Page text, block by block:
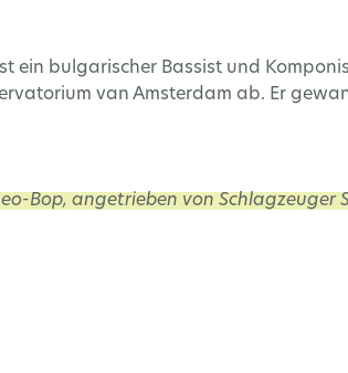
ein bulgarischer Bassist und
van Amsterdam ab. Er
Bop, angetrieben von Schlagzeuger